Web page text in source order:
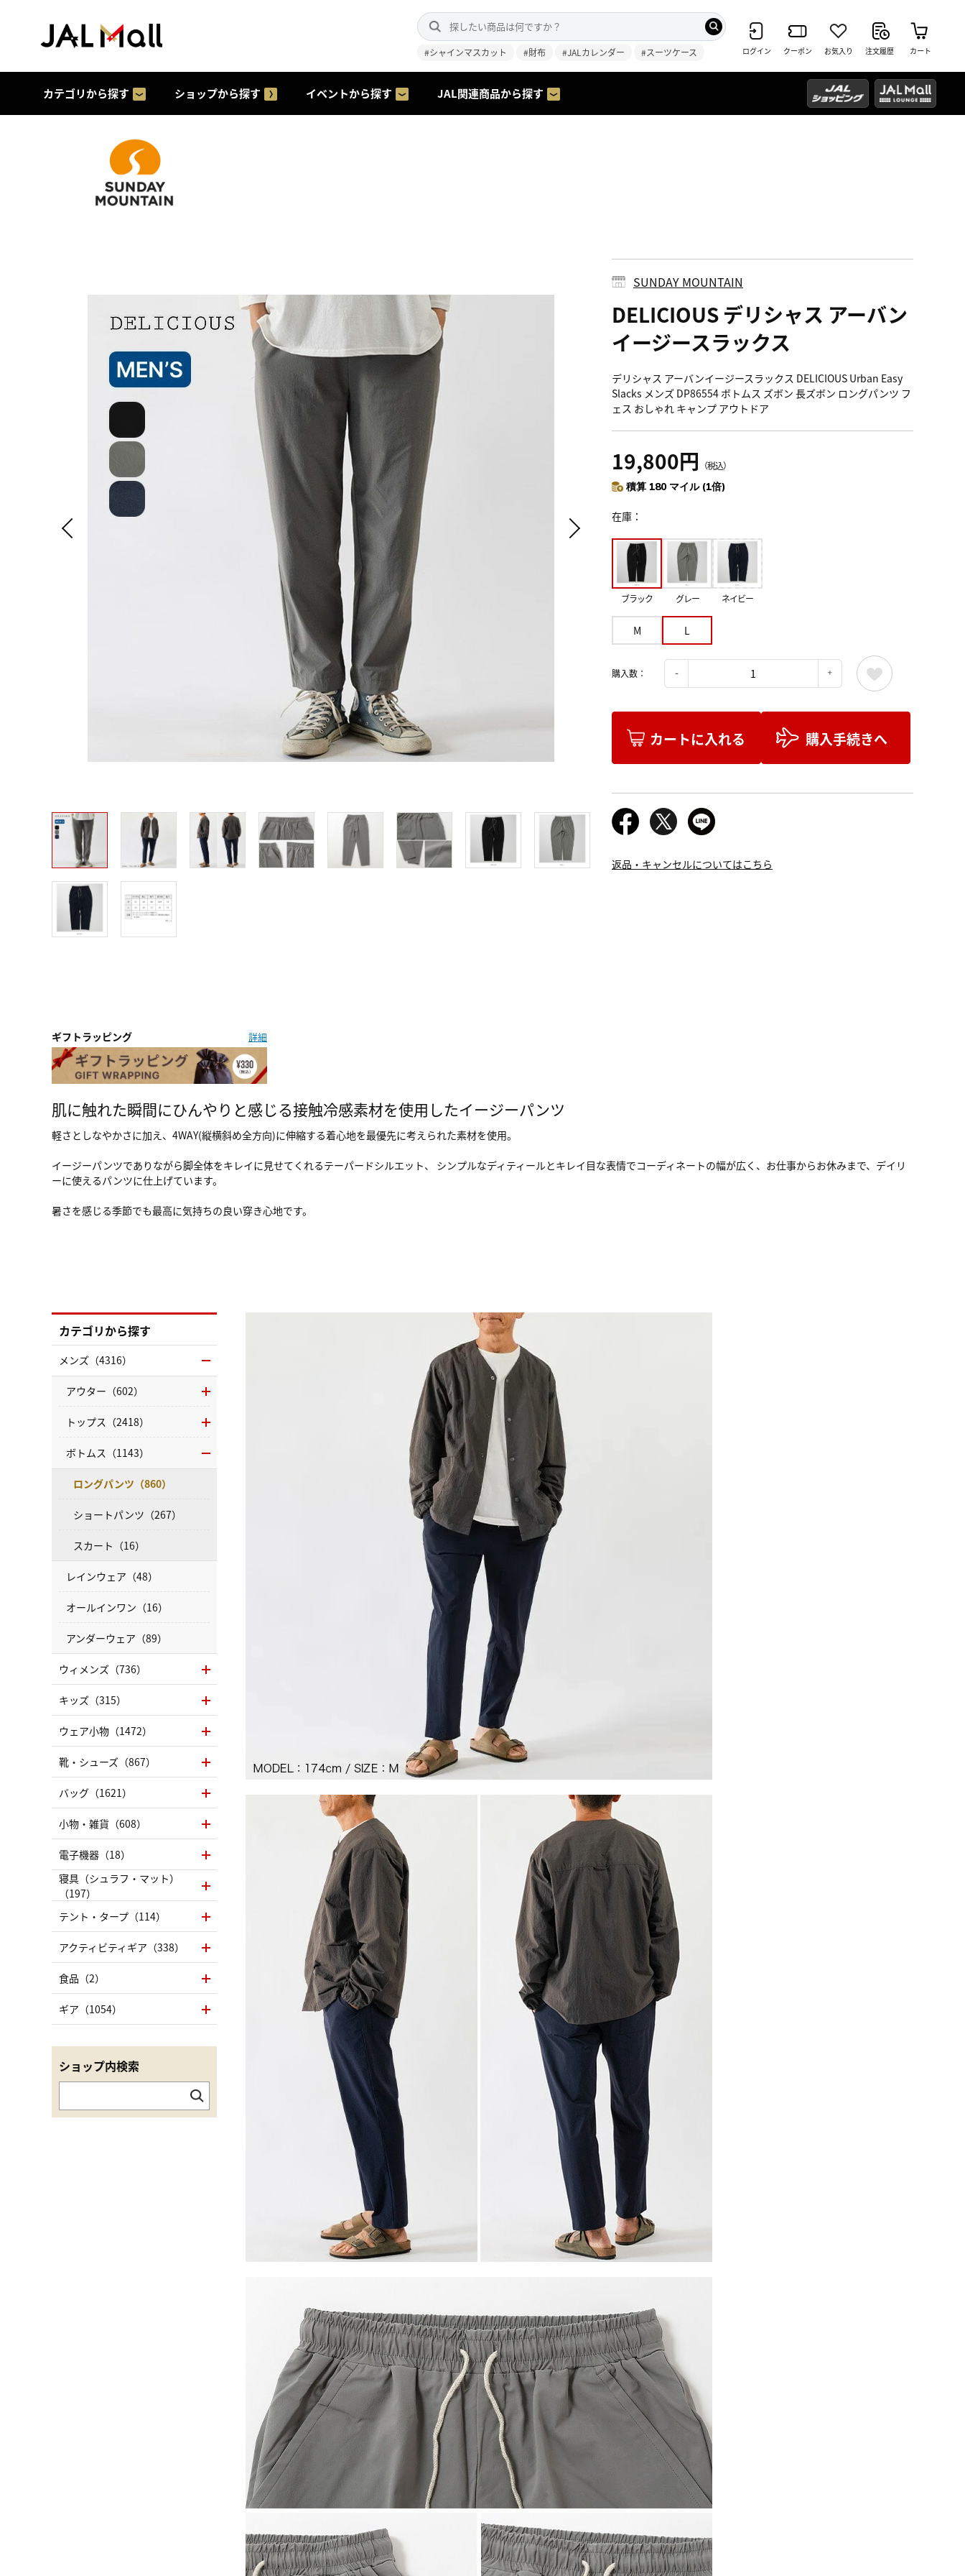
#シャインマスカット #財布 #JALカレンダー #スーツケース ログイン クーポン お気入り 注文履歴 カート
カテゴリから探す ショップから探す イベントから探す JAL関連商品から探す
SUNDAY MOUNTAIN
DELICIOUS デリシャス アーバン
イージースラックス
デリシャス アーバンイージースラックス DELICIOUS Urban Easy
Slacks メンズ DP86554 ボトムス ズボン 長ズボン ロングパンツ フ
ェス おしゃれ キャンプ アウトドア
19,800円 （税込）
積算 180 マイル (1倍)
在庫
ブラック グレー ネイビー
M L
購入数：
カートに入れる 購入手続きへ
返品・キャンセルについてはこちら
ギフトラッピング 詳細
肌に触れた瞬間にひんやりと感じる接触冷感素材を使用したイージーパンツ
軽さとしなやかさに加え、4WAY(縦横斜め全方向)に伸縮する着心地を最優先に考えられた素材を使用。
イージーパンツでありながら脚全体をキレイに見せてくれるテーパードシルエット、 シンプルなディティールとキレイ目な表情でコーディネートの幅が広く、お仕事からお休みまで、デイリ
ーに使えるパンツに仕上げています。
暑さを感じる季節でも最高に気持ちの良い穿き心地です。
カテゴリから探す
メンズ（4316）
アウター（602）
トップス（2418）
ボトムス（1143）
ロングパンツ（860）
ショートパンツ（267）
スカート（16）
レインウェア（48）
オールインワン（16）
アンダーウェア（89）
ウィメンズ（736）
キッズ（315）
ウェア小物（1472）
靴・シューズ（867）
バッグ（1621）
小物・雑貨（608）
電子機器（18）
寝具（シュラフ・マット）
（197）
テント・タープ（114）
アクティビティギア（338）
食品（2）
ギア（1054）
ショップ内検索